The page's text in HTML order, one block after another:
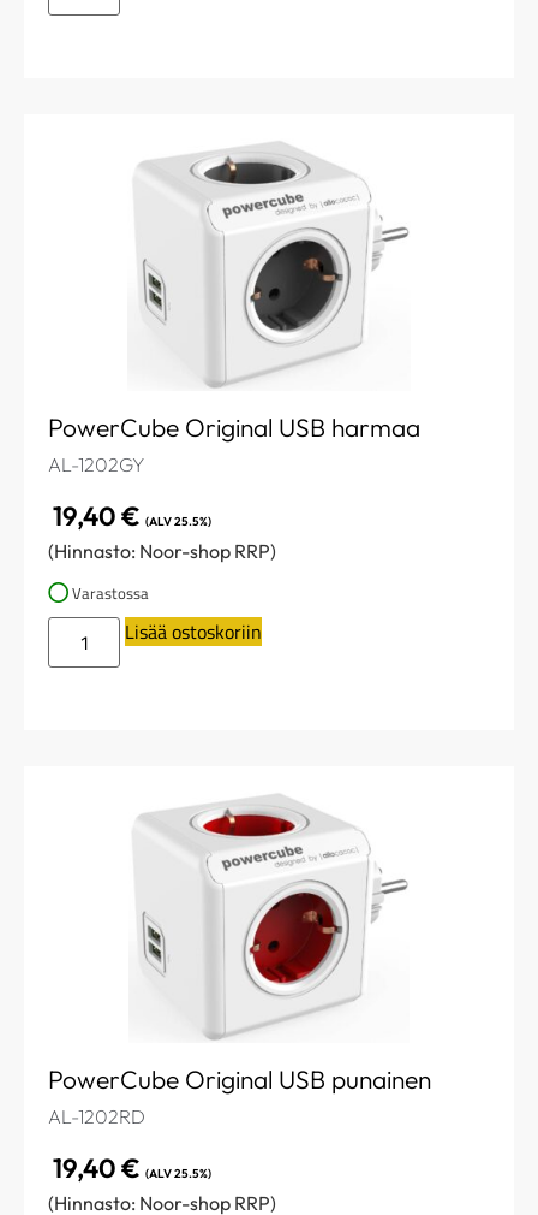
PowerCube Original USB harmaa
AL-1202GY
19,40€ (ALV 25.5%)
(Hinnasto: Noor-shop RRP)
Varastossa
Lisää ostoskoriin
PowerCube Original USB punainen
AL-1202RD
19,40€ (ALV 25.5%)
(Hinnasto: Noor-shop RRP)